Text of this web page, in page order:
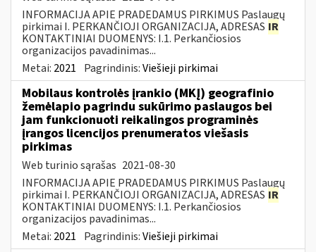
INFORMACIJA APIE PRADEDAMUS PIRKIMUS Paslaugų
pirkimai I. PERKANČIOJI ORGANIZACIJA, ADRESAS IR
KONTAKTINIAI DUOMENYS: I.1. Perkančiosios
organizacijos pavadinimas...
Metai: 2021 Pagrindinis:Viešieji pirkimai
Mobilaus kontrolės įrankio (MKĮ) geografinio
žemėlapio pagrindu sukūrimo paslaugos bei
jam funkcionuoti reikalingos programinės
įrangos licencijos prenumeratos viešasis
pirkimas
Web turinio sąrašas 2021-08-30
INFORMACIJA APIE PRADEDAMUS PIRKIMUS Paslaugų
pirkimai I. PERKANČIOJI ORGANIZACIJA, ADRESAS IR
KONTAKTINIAI DUOMENYS: I.1. Perkančiosios
organizacijos pavadinimas...
Metai: 2021 Pagrindinis:Viešieji pirkimai